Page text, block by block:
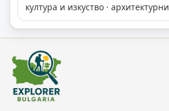
култура и изкуство · архитектурни